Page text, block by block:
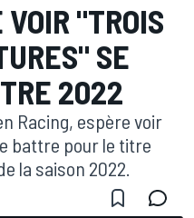
"TROIS
SE
2022
Racing, espère voir
battre pour le titre
la saison 2022.